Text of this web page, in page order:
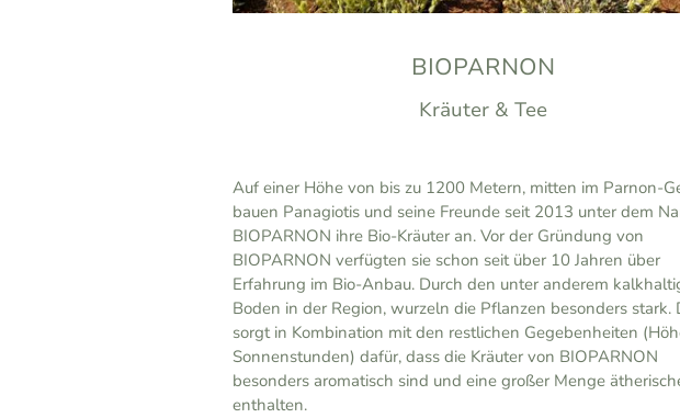
BIOPARNON
Kräuter & Tee
Auf einer Höhe von bis zu 1200 Metern, mitten im Parnon-
bauen Panagiotis und seine Freunde seit 2013 unter dem
BIOPARNON ihre Bio-Kräuter an. Vor der Gründung von
BIOPARNON verfügten sie schon seit über 10 Jahren über
Erfahrung im Bio-Anbau. Durch den unter anderem
Boden in der Region, wurzeln die Pflanzen besonders stark.
sorgt in Kombination mit den restlichen Gegebenheiten
Sonnenstunden) dafür, dass die Kräuter von BIOPARNON
besonders aromatisch sind und eine großer Menge
enthalten.